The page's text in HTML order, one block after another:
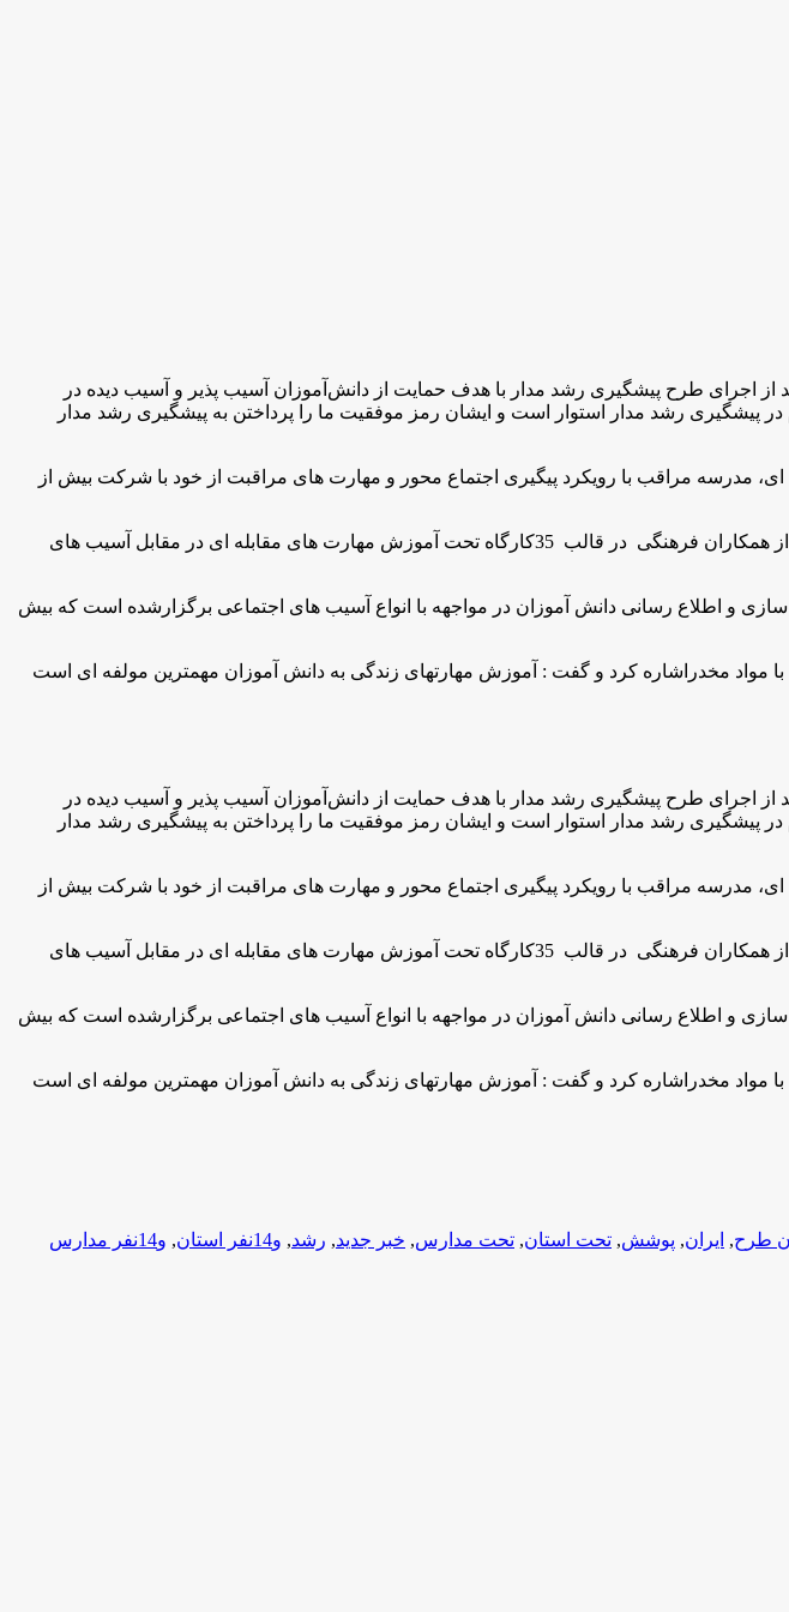
اجرای طرح پیشگیری رشد مدار با هدف حمایت از دانش‌آموزان آسیب پذیر و آسیب دیده در
جرم در پیشگیری رشد مدار استوار است و ایشان رمز موفقیت ما را پرداختن به پیشگیری رشد مدار
های مقابله ای، مدرسه مراقب با رویکرد پیگیری اجتماع محور و مهارت های مراقبت از خود با شرکت بیش از
وی افزود: در همین راستا با برگزاری 59 کارگاه آموزشی قریب 11 هزار و733 نفر از اولیا و1 هزار و35 نفر از همکاران فرهنگی در قالب 35کارگاه تحت آموزش مهارت های مقابله ای در مقابل آسیب های
سراسر استان با هدف آگاه سازی و اطلاع رسانی دانش آموزان در مواجهه با انواع آسیب های اجتماعی برگزارشده است که بیش
مواد مخدراشاره کرد و گفت : آموزش مهارتهای زندگی به دانش آموزان مهمترین مولفه ای است
اجرای طرح پیشگیری رشد مدار با هدف حمایت از دانش‌آموزان آسیب پذیر و آسیب دیده در
جرم در پیشگیری رشد مدار استوار است و ایشان رمز موفقیت ما را پرداختن به پیشگیری رشد مدار
های مقابله ای، مدرسه مراقب با رویکرد پیگیری اجتماع محور و مهارت های مراقبت از خود با شرکت بیش از
وی افزود: در همین راستا با برگزاری 59 کارگاه آموزشی قریب 11 هزار و733 نفر از اولیا و1 هزار و35 نفر از همکاران فرهنگی در قالب 35کارگاه تحت آموزش مهارت های مقابله ای در مقابل آسیب های
سراسر استان با هدف آگاه سازی و اطلاع رسانی دانش آموزان در مواجهه با انواع آسیب های اجتماعی برگزارشده است که بیش
مواد مخدراشاره کرد و گفت : آموزش مهارتهای زندگی به دانش آموزان مهمترین مولفه ای است
طرح, ایران, پوشش, تحت استان, تحت مدارس, خبر جدید, رشد, و14نفر استان , و14نفر مدارس